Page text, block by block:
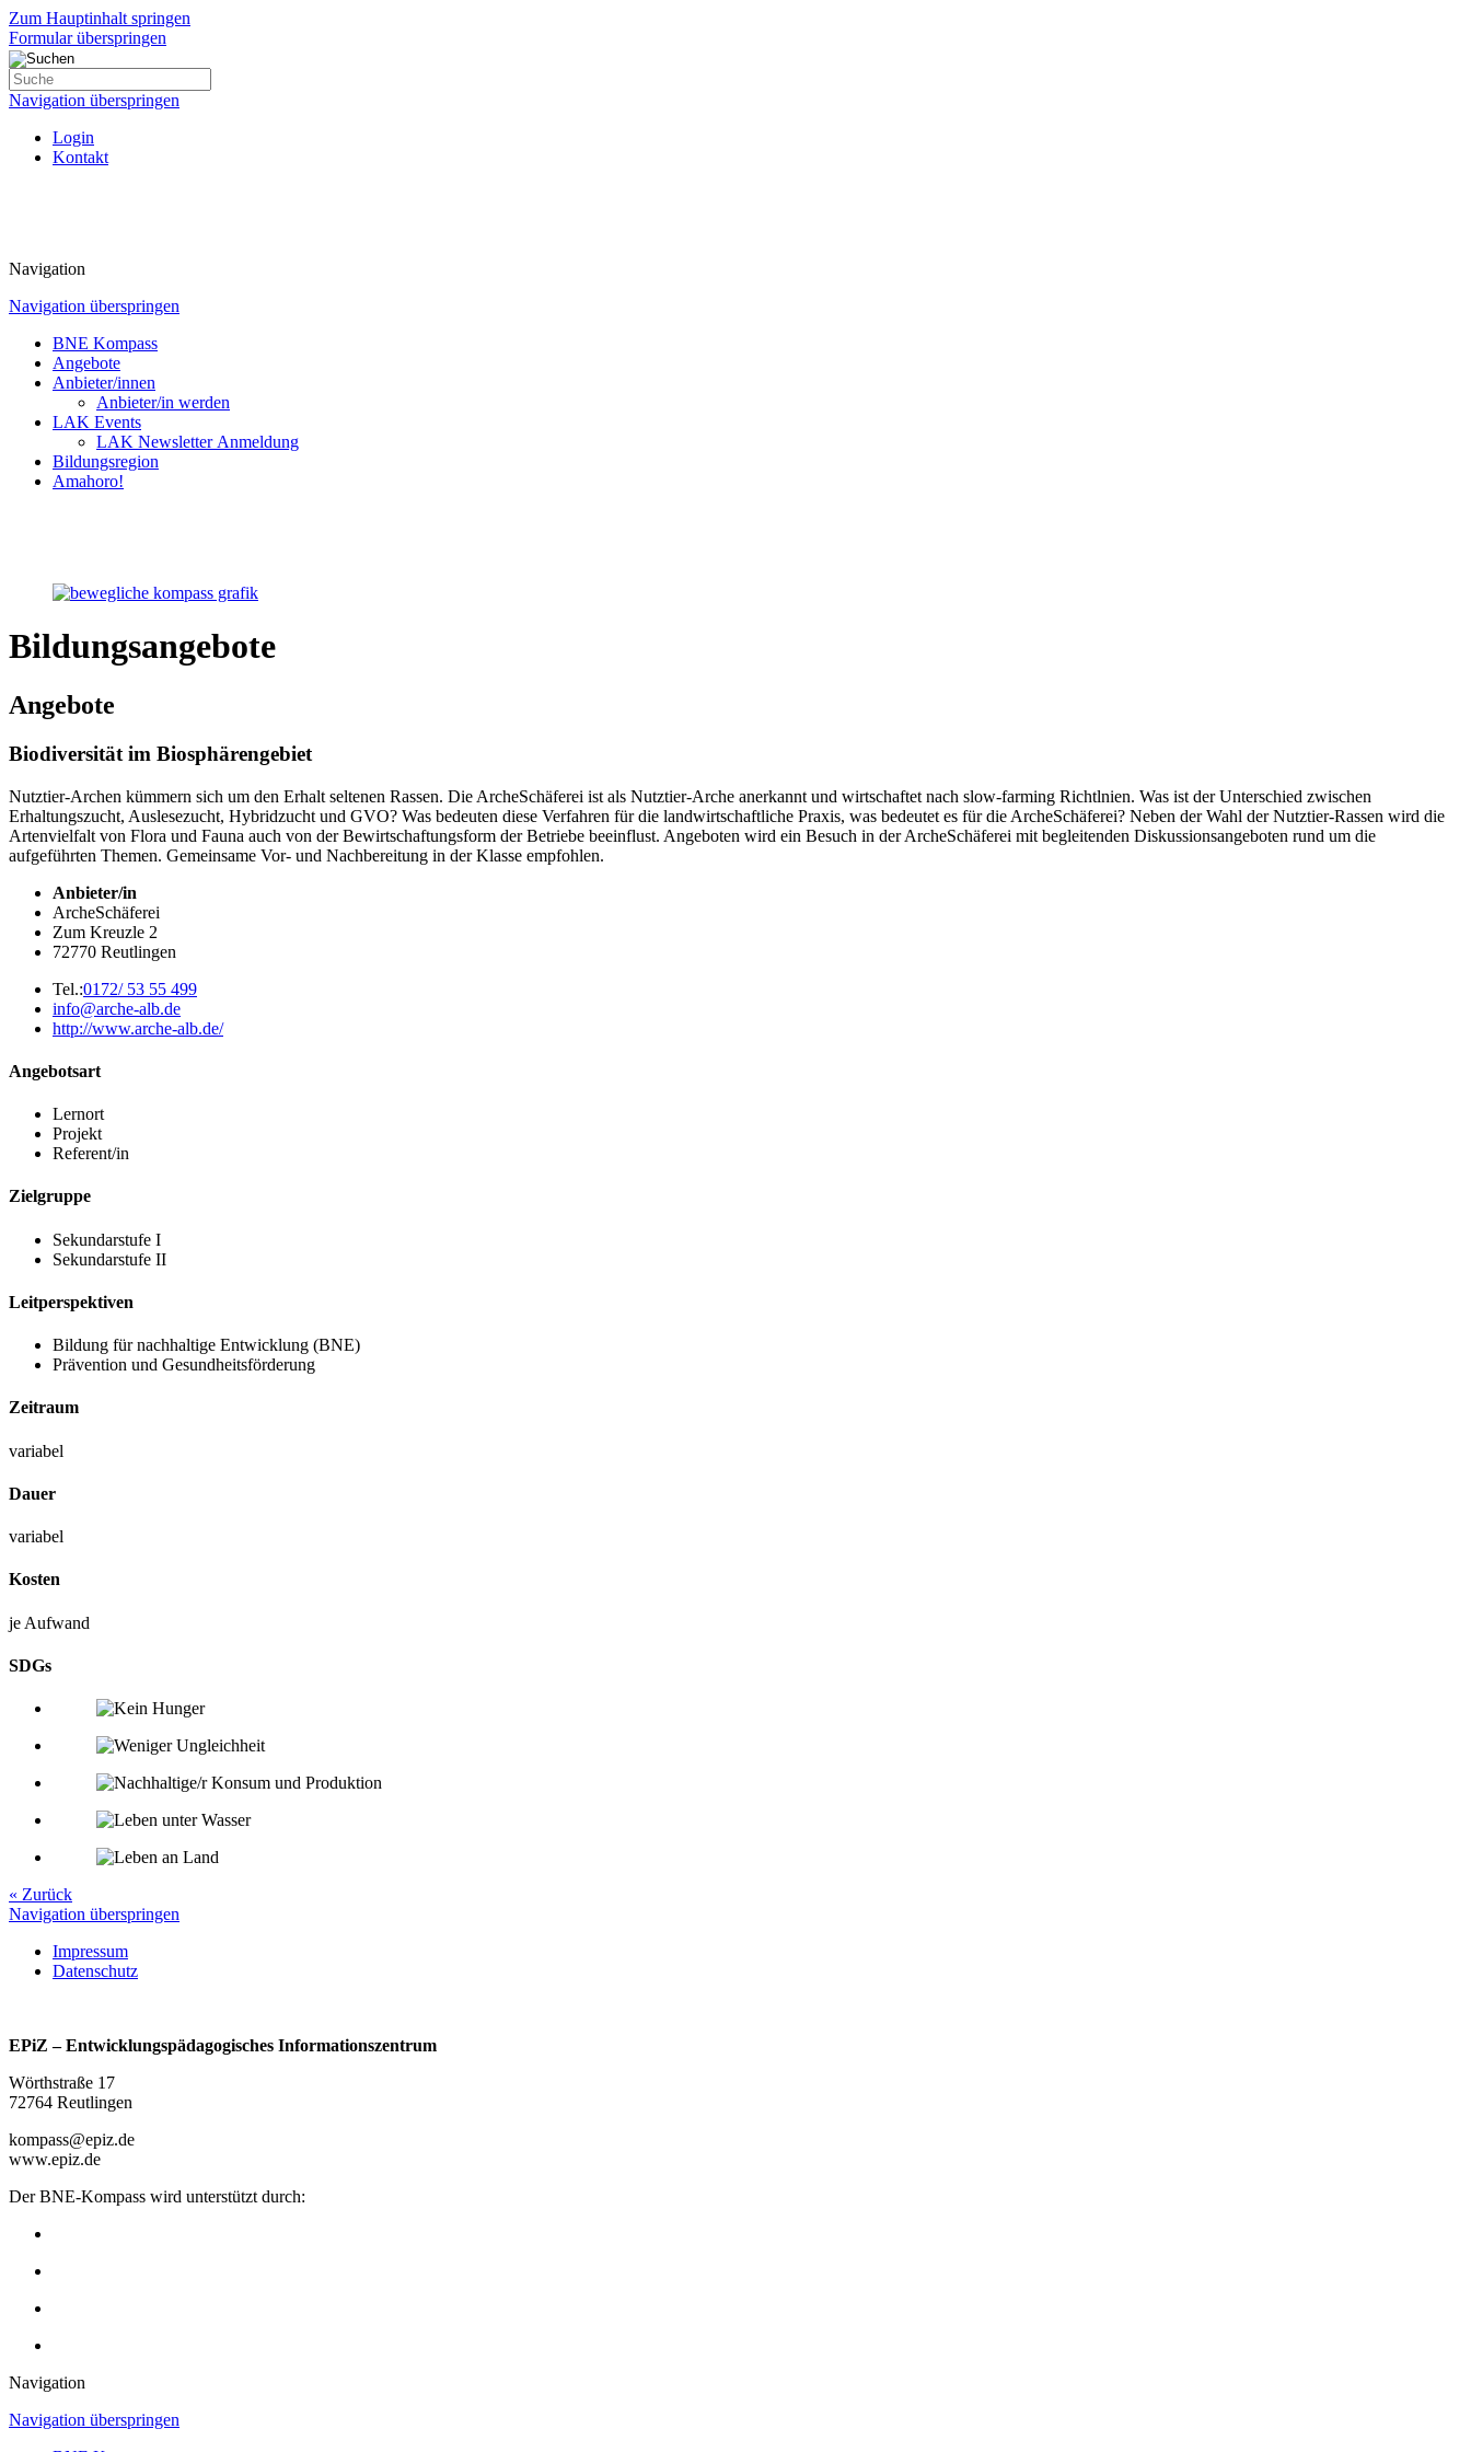
Zum Hauptinhalt springen
Formular überspringen
Navigation überspringen
Login
Kontakt
Navigation
Navigation überspringen
BNE Kompass
Angebote
Anbieter/innen
Anbieter/in werden
LAK Events
LAK Newsletter Anmeldung
Bildungsregion
Amahoro!
Bildungsangebote
Angebote
Biodiversität im Biosphärengebiet
Nutztier-Archen kümmern sich um den Erhalt seltenen Rassen. Die ArcheSchäferei ist als Nutztier-Arche anerkannt und wirtschaftet nach slow-farming Richtlnien. Was ist der Unterschied zwischen
Erhaltungszucht, Auslesezucht, Hybridzucht und GVO? Was bedeuten diese Verfahren für die landwirtschaftliche Praxis, was bedeutet es für die ArcheSchäferei? Neben der Wahl der Nutztier-Rassen wird die
Artenvielfalt von Flora und Fauna auch von der Bewirtschaftungsform der Betriebe beeinflust. Angeboten wird ein Besuch in der ArcheSchäferei mit begleitenden Diskussionsangeboten rund um die
aufgeführten Themen. Gemeinsame Vor- und Nachbereitung in der Klasse empfohlen.
Anbieter/in
ArcheSchäferei
Zum Kreuzle 2
72770 Reutlingen
Tel.:0172/ 53 55 499
info@arche-alb.de
http://www.arche-alb.de/
Angebotsart
Lernort
Projekt
Referent/in
Zielgruppe
Sekundarstufe I
Sekundarstufe II
Leitperspektiven
Bildung für nachhaltige Entwicklung (BNE)
Prävention und Gesundheitsförderung
Zeitraum
variabel
Dauer
variabel
Kosten
je Aufwand
SDGs
« Zurück
Navigation überspringen
Impressum
Datenschutz
EPiZ – Entwicklungspädagogisches Informationszentrum
Wörthstraße 17
72764 Reutlingen
kompass@epiz.de
www.epiz.de
Der BNE-Kompass wird unterstützt durch:
Navigation
Navigation überspringen